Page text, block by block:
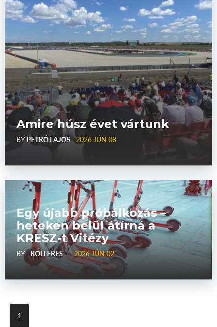
Amire húsz évet vártunk
BYPETRÓ LAJOS 2026 JÚN 08
Egy újabb próbálkozás –
heteken belül átírná a
KRESZ-t Vitézy
BY- ROLLERES - 2026 JÚN 02
1